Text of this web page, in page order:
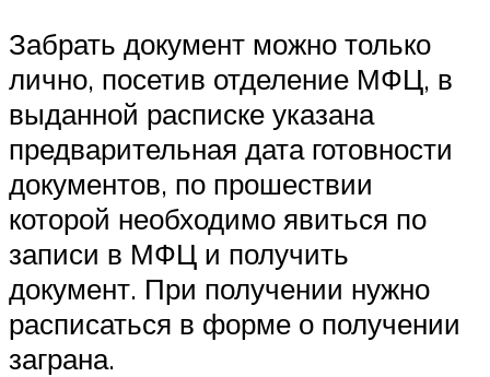
Забрать документ можно только
лично, посетив отделение МФЦ, в
выданной расписке указана
предварительная дата готовности
документов, по прошествии
которой необходимо явиться по
записи в МФЦ и получить
документ. При получении нужно
расписаться в форме о получении
заграна.